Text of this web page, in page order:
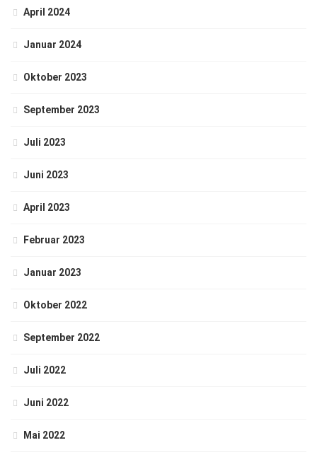
April 2024
Januar 2024
Oktober 2023
September 2023
Juli 2023
Juni 2023
April 2023
Februar 2023
Januar 2023
Oktober 2022
September 2022
Juli 2022
Juni 2022
Mai 2022